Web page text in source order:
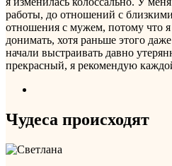
работы, до отношений с
отношения с мужем, потому что я
донимать, хотя раньше этого
начали выстраивать давно
прекрасный, я рекомендую
Чудеса происходят